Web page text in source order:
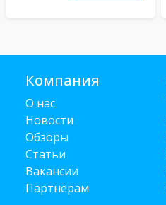
Компания
О нас
Новости
Обзоры
Статьи
Вакансии
Партнёрам